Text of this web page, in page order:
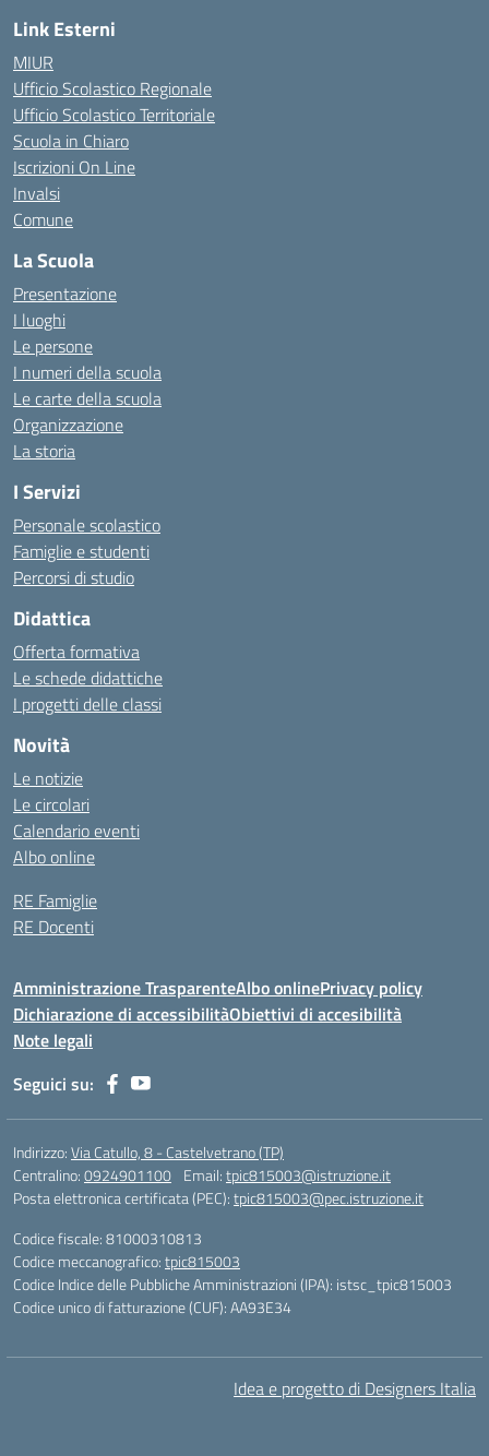
Link Esterni
MIUR
Ufficio Scolastico Regionale
Ufficio Scolastico Territoriale
Scuola in Chiaro
Iscrizioni On Line
Invalsi
Comune
La Scuola
Presentazione
I luoghi
Le persone
I numeri della scuola
Le carte della scuola
Organizzazione
La storia
I Servizi
Personale scolastico
Famiglie e studenti
Percorsi di studio
Didattica
Offerta formativa
Le schede didattiche
I progetti delle classi
Novità
Le notizie
Le circolari
Calendario eventi
Albo online
RE Famiglie
RE Docenti
Amministrazione TrasparenteAlbo onlinePrivacy policy
Dichiarazione di accessibilitàObiettivi di accesibilità
Note legali
Seguici su:
Indirizzo:Via Catullo, 8 - Castelvetrano (TP)
Centralino:0924901100 Email:tpic815003@istruzione.it
Posta elettronica certificata (PEC):tpic815003@pec.istruzione.it
Codice fiscale: 81000310813
Codice meccanografico:tpic815003
Codice Indice delle Pubbliche Amministrazioni (IPA): istsc_tpic815003
Codice unico di fatturazione (CUF): AA93E34
Idea e progetto di Designers Italia